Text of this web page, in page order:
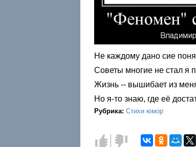
Не каждому дано сие
Советы многие не стал я
Жизнь -- вышибает из
Но я-то знаю, где её
Рубрика: Стихи юмор
ГолосГолос